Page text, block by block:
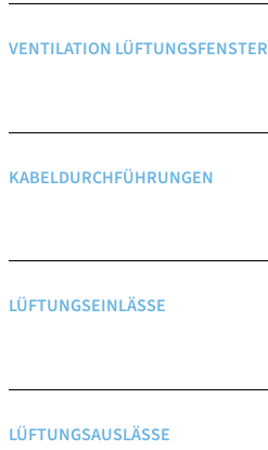
VENTILATION LÜFTUNGSFENSTER
KABELDURCHFÜHRUNGEN
LÜFTUNGSEINLÄSSE
LÜFTUNGSAUSLÄSSE